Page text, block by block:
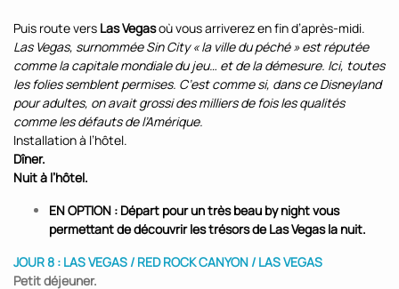
Puis route vers Las Vegasoù vous arriverez en fin d’après-midi.
Las Vegas, surnommée Sin City « la ville du péché » est réputée
comme la capitale mondiale du jeu… et de la démesure. Ici, toutes
les folies semblent permises. C’est comme si, dans ce Disneyland
pour adultes, on avait grossi des milliers de fois les qualités
comme les défauts de l’Amérique.
Installation à l’hôtel.
Dîner.
Nuit à l’hôtel.
EN OPTION : Départ pour un très beau by night vous
permettant de découvrir les trésors de Las Vegas la nuit.
JOUR 8 : LAS VEGAS / RED ROCK CANYON / LAS VEGAS
Petit déjeuner.